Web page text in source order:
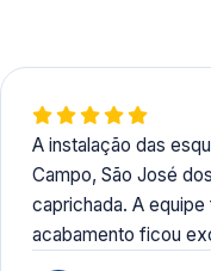
A instalação das
Campo, São José
caprichada. A
acabamento ficou